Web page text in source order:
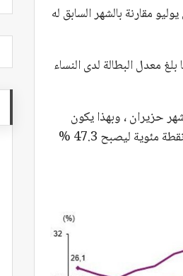
قد انخفض بمقدار 113 ألف شخص في يوليو مقارنة بالشهر السابق له
إلى أن معدل البطالة لدى الرجال بلغ 8.6 % ، بينما بلغ معدل البطالة لدى النساء
في يوليو مقارنة بشهر حزيران ، وبهذا يكون
عدد العاملين 30 مليون 608 ألف شخص ، فيما انخفض معدل التوظيف بنسبة 0.3 نقطة مئوية ليصبح 47.3 %